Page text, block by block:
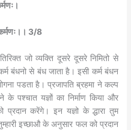
3/8
जो व्यक्ति दूसरे दूसरे निमितो से
बंधनो से बंध जाता है। इसी कर्म बंधन
पडता है। प्रजापति ब्रहमा ने कल्प
पश्चात यज्ञों का निर्माण किया और
प्रदान करेंगे। इन यज्ञो के द्धारा तुम
इच्छाऔ के अनुसार फल को प्रदान